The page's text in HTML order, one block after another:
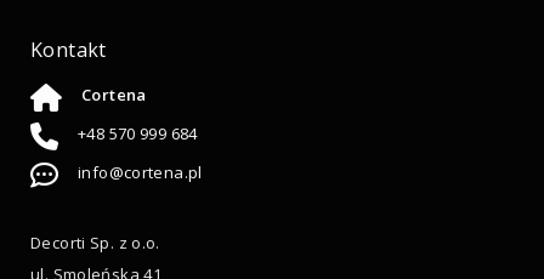
Kontakt
Cortena
+48 570 999 684
info@cortena.pl
Decorti Sp. z o.o.
ul. Smoleńska 41